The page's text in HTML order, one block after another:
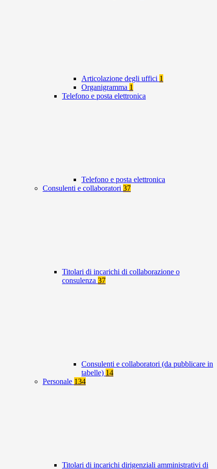
Articolazione degli uffici 1
Organigramma 1
Telefono e posta elettronica
Telefono e posta elettronica
Consulenti e collaboratori 37
Titolari di incarichi di collaborazione o
consulenza 37
Consulenti e collaboratori (da pubblicare in
tabelle) 14
Personale 134
Titolari di incarichi dirigenziali amministrativi di